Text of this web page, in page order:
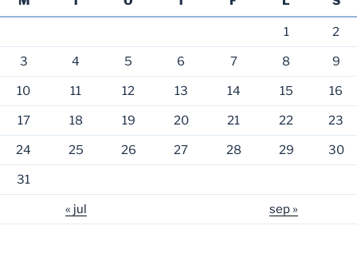
1 2
3 4 5 6 7 8 9
10 11 12 13 14 15 16
17 18 19 20 21 22 23
24 25 26 27 28 29 30
31
« jul sep »